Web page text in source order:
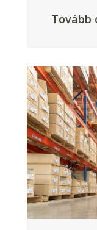
Tovább